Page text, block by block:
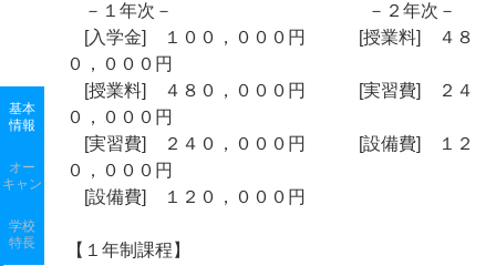
基本
情報
オー
キャン
学校
特長
－１年次－ －２年次－
[入学金] １００，０００円 [授業料] ４８
０，０００円
[授業料] ４８０，０００円 [実習費] ２４
０，０００円
[実習費] ２４０，０００円 [設備費] １２
０，０００円
[設備費] １２０，０００円
【１年制課程】